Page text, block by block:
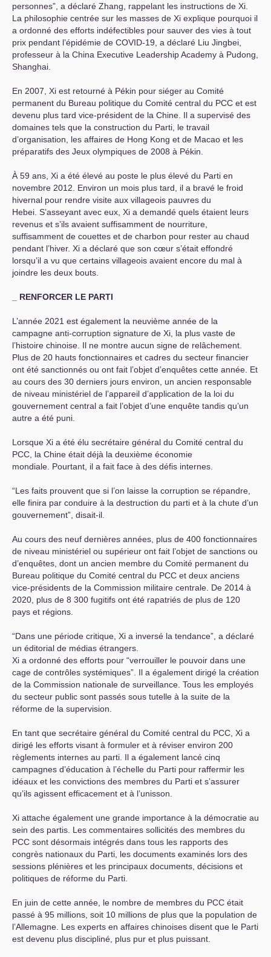
personnes”, a déclaré Zhang, rappelant les instructions de Xi.
La philosophie centrée sur les masses de Xi explique pourquoi il
a ordonné des efforts indéfectibles pour sauver des vies à tout
prix pendant l’épidémie de COVID-19, a déclaré Liu Jingbei,
professeur à la China Executive Leadership Academy à Pudong,
Shanghai.
En 2007, Xi est retourné à Pékin pour siéger au Comité
permanent du Bureau politique du Comité central du PCC et est
devenu plus tard vice-président de la Chine. Il a supervisé des
domaines tels que la construction du Parti, le travail
d’organisation, les affaires de Hong Kong et de Macao et les
préparatifs des Jeux olympiques de 2008 à Pékin.
À 59 ans, Xi a été élevé au poste le plus élevé du Parti en
novembre 2012. Environ un mois plus tard, il a bravé le froid
hivernal pour rendre visite aux villageois pauvres du
Hebei. S’asseyant avec eux, Xi a demandé quels étaient leurs
revenus et s’ils avaient suffisamment de nourriture,
suffisamment de couettes et de charbon pour rester au chaud
pendant l’hiver. Xi a déclaré que son cœur s’était effondré
lorsqu’il a vu que certains villageois avaient encore du mal à
joindre les deux bouts.
RENFORCER LE PARTI
L’année 2021 est également la neuvième année de la
campagne anti-corruption signature de Xi, la plus vaste de
l’histoire chinoise. Il ne montre aucun signe de relâchement.
Plus de 20 hauts fonctionnaires et cadres du secteur financier
ont été sanctionnés ou ont fait l’objet d’enquêtes cette année. Et
au cours des 30 derniers jours environ, un ancien responsable
de niveau ministériel de l’appareil d’application de la loi du
gouvernement central a fait l’objet d’une enquête tandis qu’un
autre a été puni.
Lorsque Xi a été élu secrétaire général du Comité central du
PCC , la Chine était déjà la deuxième économie
mondiale. Pourtant, il a fait face à des défis internes.
“Les faits prouvent que si l’on laisse la corruption se répandre,
elle finira par conduire à la destruction du parti et à la chute d’un
gouvernement”, disait-il.
Au cours des neuf dernières années, plus de 400 fonctionnaires
de niveau ministériel ou supérieur ont fait l’objet de sanctions ou
d’enquêtes, dont un ancien membre du Comité permanent du
Bureau politique du Comité central du PCC et deux anciens
vice-présidents de la Commission militaire centrale. De 2014 à
2020, plus de 8 300 fugitifs ont été rapatriés de plus de 120
pays et régions.
“Dans une période critique, Xi a inversé la tendance”, a déclaré
un éditorial de médias étrangers.
Xi a ordonné des efforts pour “verrouiller le pouvoir dans une
cage de contrôles systémiques”. Il a également dirigé la création
de la Commission nationale de surveillance. Tous les employés
du secteur public sont passés sous tutelle à la suite de la
réforme de la supervision.
En tant que secrétaire général du Comité central du PCC , Xi a
dirigé les efforts visant à formuler et à réviser environ 200
règlements internes au parti. Il a également lancé cinq
campagnes d’éducation à l’échelle du Parti pour raffermir les
idéaux et les convictions des membres du Parti et s’assurer
qu’ils agissent efficacement et à l’unisson.
Xi attache également une grande importance à la démocratie au
sein des partis. Les commentaires sollicités des membres du
PCC sont désormais intégrés dans tous les rapports des
congrès nationaux du Parti, les documents examinés lors des
sessions plénières et les principaux documents, décisions et
politiques de réforme du Parti.
En juin de cette année, le nombre de membres du PCC était
passé à 95 millions, soit 10 millions de plus que la population de
l’Allemagne. Les experts en affaires chinoises disent que le Parti
est devenu plus discipliné, plus pur et plus puissant.